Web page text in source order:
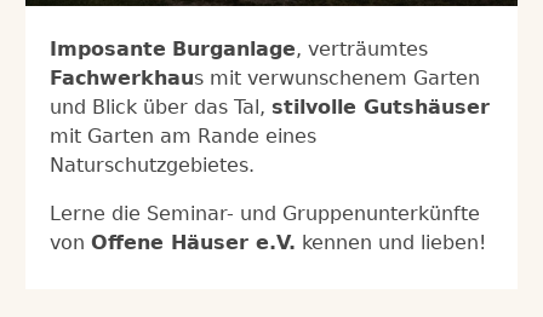
Imposante Burganlage, verträumtes
Fachwerkhaus mit verwunschenem Garten
und Blick über das Tal, stilvolle Gutshäuser
mit Garten am Rande eines
Naturschutzgebietes.
Lerne die Seminar- und Gruppenunterkünfte
von Offene Häuser e.V. kennen und lieben!